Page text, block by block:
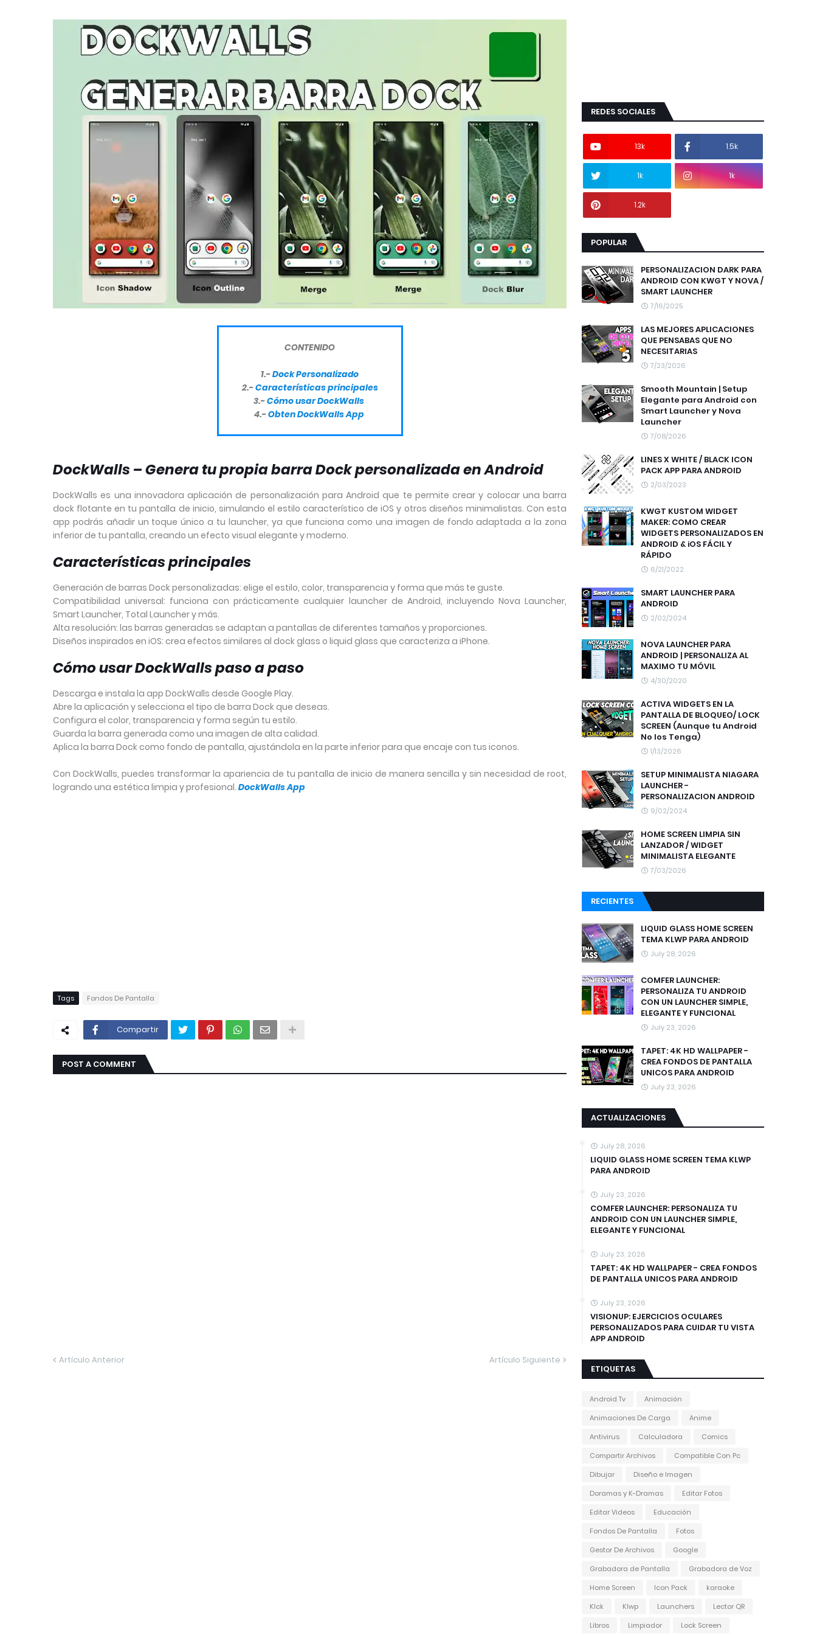
CONTENIDO
1.-Dock Personalizado
2.-Características principales
3.-Cómo usar DockWalls
4.-Obten DockWalls App
DockWalls – Genera tu propia barra Dock personalizada en Android
DockWalls es una innovadora aplicación de personalización para Android que te permite crear y colocar una barra
dock flotante en tu pantalla de inicio, simulando el estilo característico de iOS y otros diseños minimalistas. Con esta
app podrás añadir un toque único a tu launcher, ya que funciona como una imagen de fondo adaptada a la zona
inferior de tu pantalla, creando un efecto visual elegante y moderno.
Características principales
Generación de barras Dock personalizadas: elige el estilo, color, transparencia y forma que más te guste.
Compatibilidad universal: funciona con prácticamente cualquier launcher de Android, incluyendo Nova Launcher,
Smart Launcher, Total Launcher y más.
Alta resolución: las barras generadas se adaptan a pantallas de diferentes tamaños y proporciones.
Diseños inspirados en iOS: crea efectos similares al dock glass o liquid glass que caracteriza a iPhone.
Cómo usar DockWalls paso a paso
Descarga e instala la app DockWalls desde Google Play.
Abre la aplicación y selecciona el tipo de barra Dock que deseas.
Configura el color, transparencia y forma según tu estilo.
Guarda la barra generada como una imagen de alta calidad.
Aplica la barra Dock como fondo de pantalla, ajustándola en la parte inferior para que encaje con tus iconos.
Con DockWalls, puedes transformar la apariencia de tu pantalla de inicio de manera sencilla y sin necesidad de root,
logrando una estética limpia y profesional. DockWalls App
Tags Fondos De Pantalla
Compartir
POST A COMMENT
Artículo Anterior Artículo Siguiente
REDES SOCIALES
13k 1.5k
1k 1k
1.2k
POPULAR
PERSONALIZACION DARK PARA
ANDROID CON KWGT Y NOVA /
SMART LAUNCHER
7/16/2025
LAS MEJORES APLICACIONES
QUE PENSABAS QUE NO
NECESITARIAS
7/23/2026
Smooth Mountain | Setup
Elegante para Android con
Smart Launcher y Nova
Launcher
7/08/2026
LINES X WHITE / BLACK ICON
PACK APP PARA ANDROID
2/03/2023
KWGT KUSTOM WIDGET
MAKER: COMO CREAR
WIDGETS PERSONALIZADOS EN
ANDROID & iOS FÁCIL Y
RÁPIDO
6/21/2022
SMART LAUNCHER PARA
ANDROID
2/02/2024
NOVA LAUNCHER PARA
ANDROID | PERSONALIZA AL
MAXIMO TU MÓVIL
4/30/2020
ACTIVA WIDGETS EN LA
PANTALLA DE BLOQUEO/ LOCK
SCREEN (Aunque tu Android
No los Tenga)
1/13/2026
SETUP MINIMALISTA NIAGARA
LAUNCHER -
PERSONALIZACION ANDROID
9/02/2024
HOME SCREEN LIMPIA SIN
LANZADOR / WIDGET
MINIMALISTA ELEGANTE
7/03/2026
RECIENTES
LIQUID GLASS HOME SCREEN
TEMA KLWP PARA ANDROID
July 28, 2026
COMFER LAUNCHER:
PERSONALIZA TU ANDROID
CON UN LAUNCHER SIMPLE,
ELEGANTE Y FUNCIONAL
July 23, 2026
TAPET: 4K HD WALLPAPER -
CREA FONDOS DE PANTALLA
UNICOS PARA ANDROID
July 23, 2026
ACTUALIZACIONES
July 28, 2026
LIQUID GLASS HOME SCREEN TEMA KLWP
PARA ANDROID
July 23, 2026
COMFER LAUNCHER: PERSONALIZA TU
ANDROID CON UN LAUNCHER SIMPLE,
ELEGANTE Y FUNCIONAL
July 23, 2026
TAPET: 4K HD WALLPAPER - CREA FONDOS
DE PANTALLA UNICOS PARA ANDROID
July 23, 2026
VISIONUP: EJERCICIOS OCULARES
PERSONALIZADOS PARA CUIDAR TU VISTA
APP ANDROID
ETIQUETAS
Android Tv
Animación
Animaciones De Carga
Anime
Antivirus
Calculadora
Comics
Compartir Archivos
Compatible Con Pc
Dibujar
Diseño e Imagen
Doramas y K-Dramas
Editar Fotos
Editar Videos
Educación
Fondos De Pantalla
Fotos
Gestor De Archivos
Google
Grabadora de Pantalla
Grabadora de Voz
Home Screen
Icon Pack
karaoke
Klck
Klwp Launchers
Lector QR
Libros
Limpiador Lock Screen